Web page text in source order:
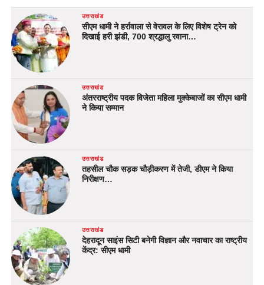
उत्तराखंड
सीएम धामी ने हर्रावाला से वेरावल के लिए विशेष ट्रेन को
दिखाई हरी झंडी, 700 श्रद्धालु रवाना…
उत्तराखंड
अंतरराष्ट्रीय पदक विजेता महिला मुक्केबाजों का सीएम धामी
ने किया सम्मान
उत्तराखंड
तहसील चौक सड़क चौड़ीकरण में तेजी, डीएम ने किया
निरीक्षण…
उत्तराखंड
देहरादून साइंस सिटी बनेगी विज्ञान और नवाचार का राष्ट्रीय
केंद्र: सीएम धामी